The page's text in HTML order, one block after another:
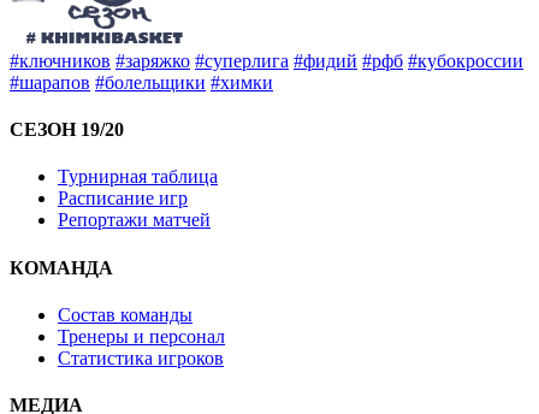
#ключников #заряжко #суперлига #фидий #рфб #кубокроссии
#шарапов #болельщики #химки
СЕЗОН 19/20
Турнирная таблица
Расписание игр
Репортажи матчей
КОМАНДА
Состав команды
Тренеры и персонал
Статистика игроков
МЕДИА